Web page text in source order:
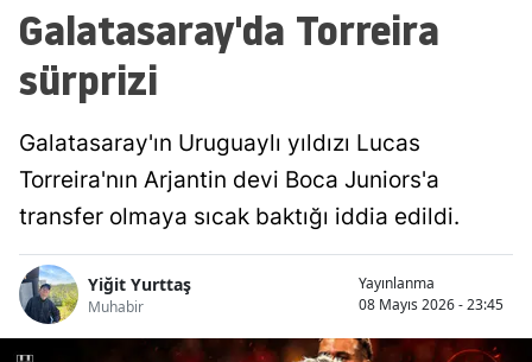
Galatasaray'da Torreira
sürprizi
Galatasaray'ın Uruguaylı yıldızı Lucas
Torreira'nın Arjantin devi Boca Juniors'a
transfer olmaya sıcak baktığı iddia edildi.
Yiğit Yurttaş
Muhabir
Yayınlanma
08 Mayıs 2026 - 23:45